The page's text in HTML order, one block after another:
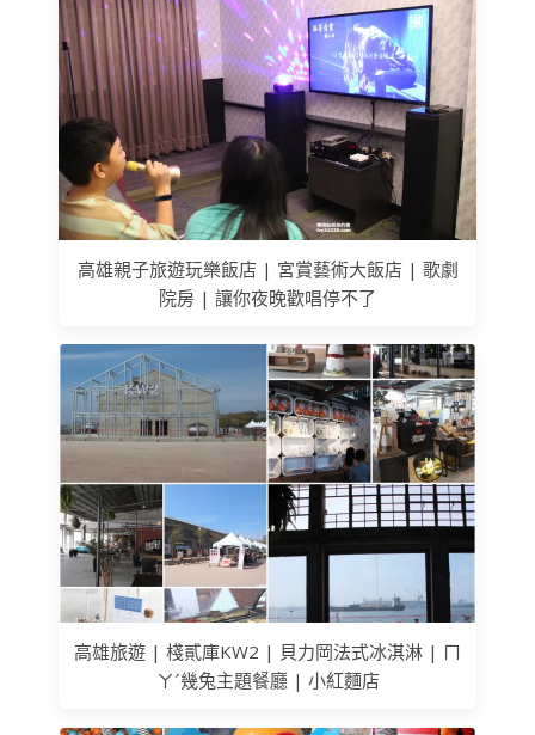
高雄親子旅遊玩樂飯店 | 宮賞藝術大飯店 | 歌劇
院房 | 讓你夜晚歡唱停不了
高雄旅遊 | 棧貳庫KW2 | 貝力岡法式冰淇淋 | ㄇ
ㄚˊ幾兔主題餐廳 | 小紅麵店